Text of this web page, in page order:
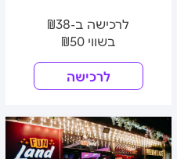
לרכישה ב-₪38
בשווי ₪50
לרכישה